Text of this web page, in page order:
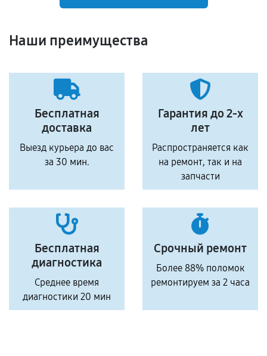
Наши преимущества
Бесплатная
доставка
Выезд курьера до вас
за 30 мин.
Гарантия до 2-х
лет
Распространяется как
на ремонт, так и на
запчасти
Бесплатная
диагностика
Среднее время
диагностики 20 мин
Срочный ремонт
Более 88% поломок
ремонтируем за 2 часа